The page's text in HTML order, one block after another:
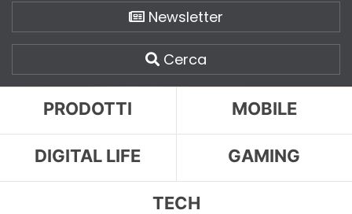
Newsletter
Cerca
PRODOTTI MOBILE
DIGITAL LIFE GAMING
TECH